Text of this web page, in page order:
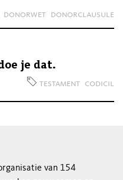
donorwet donorclausule
je dat.
testament codicil
van 154